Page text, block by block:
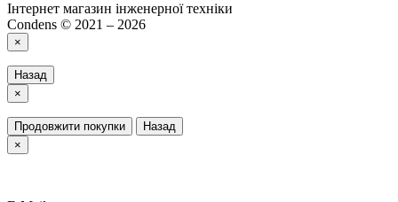
Інтернет магазин інженерної техніки
Condens © 2021 – 2026
×
Назад
×
Продовжити покупки
Назад
×